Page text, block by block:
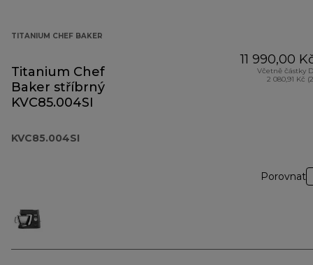
TITANIUM CHEF BAKER
Titanium Chef
Baker stříbrný
KVC85.004SI
KVC85.004SI
11 990,00
Včetně částky
2 080,91 Kč
Porovnat